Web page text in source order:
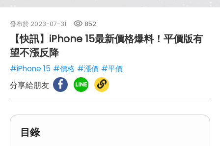
發布於 2023-07-31 852
【快訊】iPhone 15最新價格爆料！平價版有
望不漲反降
#iPhone 15 #價格 #漲價 #平價
分享給朋友
目錄